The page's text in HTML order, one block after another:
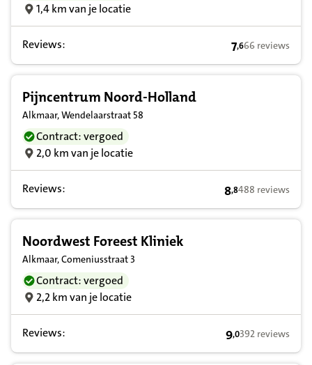
1,4 km van je locatie
Reviews: 7,6 op basis
7,666 reviews
Pijncentrum Noord-Holland
Alkmaar, Wendelaarstraat 58
Contract: vergoed
2,0 km van je locatie
Reviews: 8,8 op basis van
8,8488 reviews
Noordwest Foreest Kliniek
Alkmaar, Comeniusstraat 3
Contract: vergoed
2,2 km van je locatie
Reviews: 9,0 op basis van
9,0392 reviews